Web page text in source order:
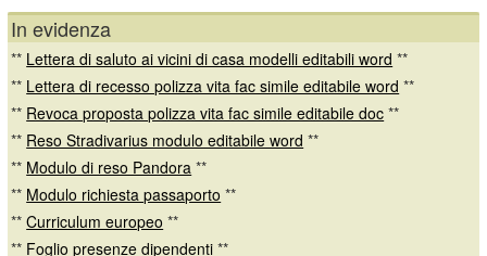
In evidenza
** Lettera di saluto ai vicini di casa modelli editabili word **
** Lettera di recesso polizza vita fac simile editabile word **
** Revoca proposta polizza vita fac simile editabile doc **
** Reso Stradivarius modulo editabile word **
** Modulo di reso Pandora **
** Modulo richiesta passaporto **
**Curriculum europeo **
** Foglio presenze dipendenti **